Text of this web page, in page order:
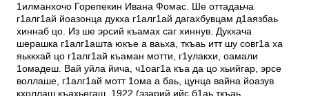
1илманхочо Горепекин Ивана Фомас. Ше оттадаьча
г1алг1ай йоазонца дукха г1алг1ай дагахбувцам д1аязбаь
хиннаб цо. Из ше эрсий къамах саг хиннув. Дукхача
шерашка г1алг1ашта юкъе а ваьха, ткъаь итт шу совг1а ха
яьккхай цо г1алг1ай къаман мотти, г1улакхи, оамали
1омадеш. Вай уйла йича, ч1оаг1а къа да цо хьийгар, эрсе
воллаше, г1алг1ай мотт 1ома а баь, цунца вайна йоазув
кхоллаш къахьегаш. 1922 (эзарий ийс б1аь ткъаь